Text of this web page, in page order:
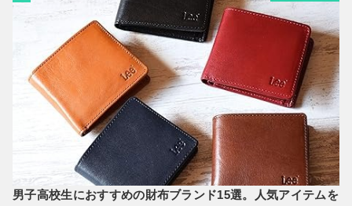
男子高校生におすすめの財布ブランド15選。人気アイテムを